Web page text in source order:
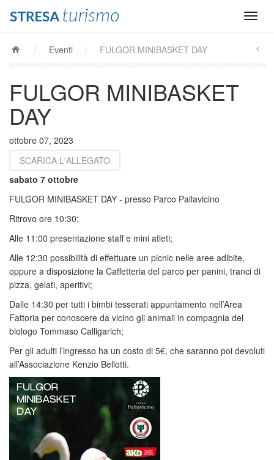
/ Eventi / FULGOR MINIBASKET DAY
FULGOR MINIBASKET
DAY
ottobre 07, 2023
SCARICA L'ALLEGATO
sabato 7 ottobre
FULGOR MINIBASKET DAY - presso Parco Pallavicino
Ritrovo ore 10:30;
Alle 11:00 presentazione staff e mini atleti;
Alle 12:30 possibilità di effettuare un picnic nelle aree adibite,
oppure a disposizione la Caffetteria del parco per panini, tranci di
pizza, gelati, aperitivi;
Dalle 14:30 per tutti i bimbi tesserati appuntamento nell’Area
Fattoria per conoscere da vicino gli animali in compagnia del
biologo Tommaso Calligarich;
Per gli adulti l’ingresso ha un costo di 5€, che saranno poi devoluti
all’Associazione Kenzio Bellotti.